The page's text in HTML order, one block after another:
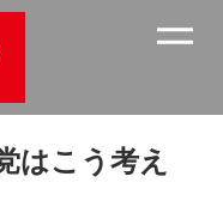
はこう考え